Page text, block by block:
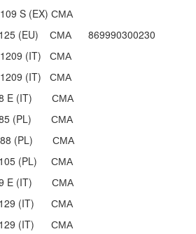
S (EX) СМА
(EU) СМА 869990300230
(IT) СМА
(IT) СМА
E (IT) СМА
(PL) СМА
88 (PL) СМА
(PL) СМА
E (IT) СМА
(IT) СМА
(IT) СМА